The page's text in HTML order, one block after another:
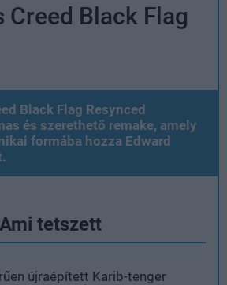
Creed Black Flag
Black Flag Resynced
és szerethető remake, amely
formába hozza Edward
Ami tetszett
újraépített Karib-tenger